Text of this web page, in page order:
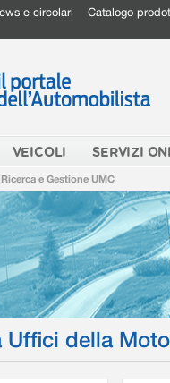
e circolari Catalogo
VEICOLI SERVIZI
Ricerca e Gestione UMC
Uffici della